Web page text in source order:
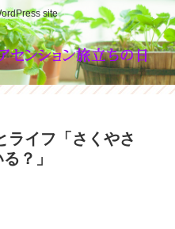
site
ライフ「さくやさ
？」